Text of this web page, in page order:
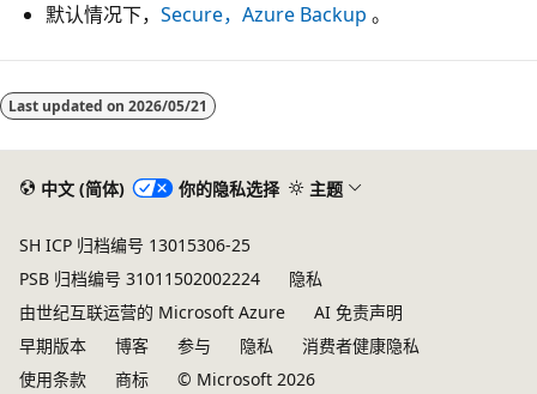
默认情况下， Secure，Azure Backup 。
Last updated on 2026/05/21
中文 (简体) 你的隐私选择 主题
SH ICP 归档编号 13015306-25
PSB 归档编号 31011502002224
隐私
由世纪互联运营的 Microsoft Azure
AI 免责声明
早期版本
博客 参与 隐私
消费者健康隐私
使用条款
商标 © Microsoft 2026